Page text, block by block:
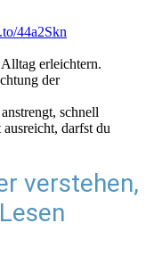
44a2Skn
erleichtern.
der
schnell
darfst du
verstehen,